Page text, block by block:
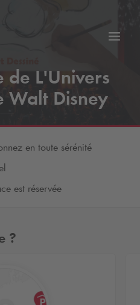
de L'Univers
Walt Disney
en toute sérénité
est réservée
?